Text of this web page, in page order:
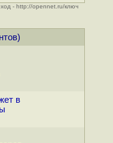
- http://opennet.ru/ключ
в